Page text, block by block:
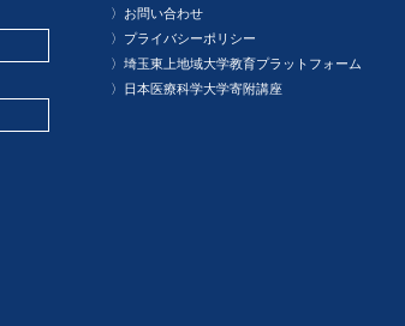
〉 お問い合わせ
〉 プライバシーポリシー
〉埼玉東上地域大学教育プラットフォーム
〉 日本医療科学大学寄附講座